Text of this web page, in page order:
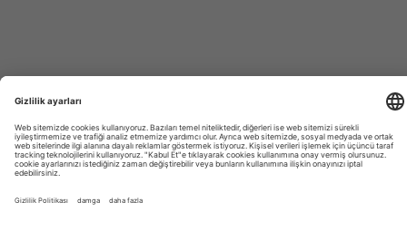
turismo,
Tourismus
Nachrichten,
новости
туризма,
travel